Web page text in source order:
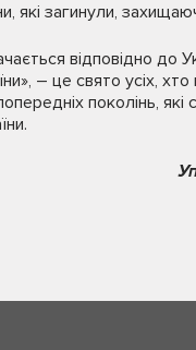
які загинули,
відповідно до
– це свято усіх,
поколінь,